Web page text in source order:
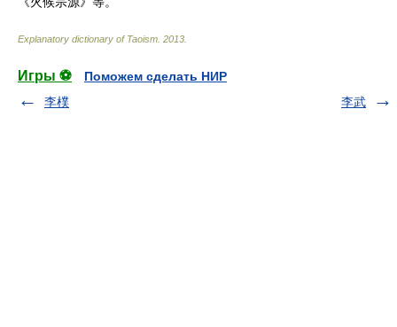
Explanatory dictionary of Taoism 2013
Игры ⚽
Поможем сделать НИР
李樸
李武